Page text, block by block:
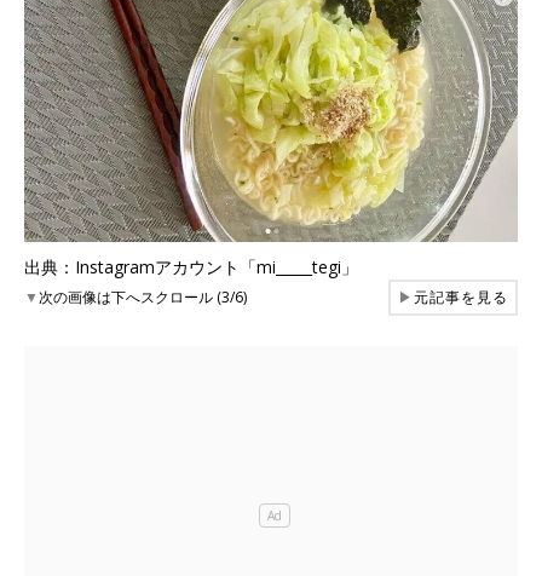
出典：Instagramアカウント「mi_____tegi」
▼次の画像は下へスクロール (3/6) ▶元記事を見る